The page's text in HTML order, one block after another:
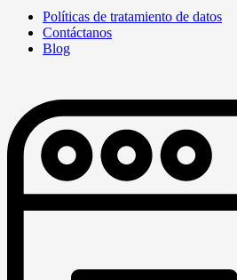
Políticas de tratamiento de datos
Contáctanos
Blog